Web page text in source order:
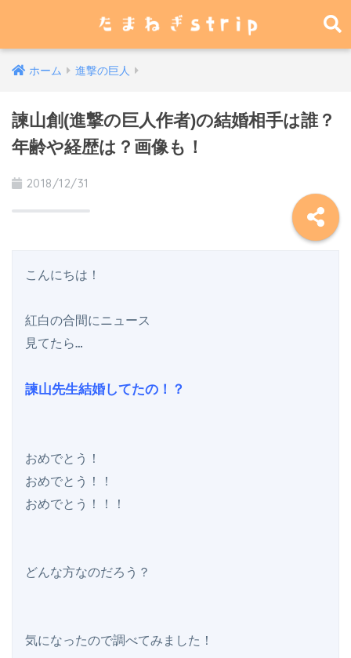
ホーム 進撃の巨人
諫山創(進撃の巨人作者)の結婚相手は誰？
年齢や経歴は？画像も！
2018/12/31
こんにちは！
紅白の合間にニュース
見てたら…
諫山先生結婚してたの！？
おめでとう！
おめでとう！！
おめでとう！！！
どんな方なのだろう？